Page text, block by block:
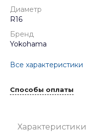
Диаметр
R16
Бренд
Yokohama
Все характеристики
Способы оплаты
Характеристики